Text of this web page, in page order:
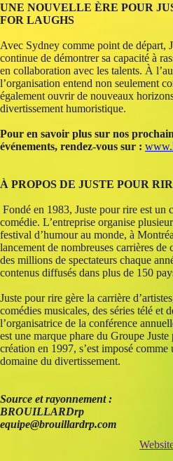
UNE NOUVELLE ÈRE POUR
FOR LAUGHS
Avec Sydney comme point de départ,
continue de démontrer sa capacité à
en collaboration avec les talents. À
l’organisation entend non seulement
également ouvrir de nouveaux
divertissement humoristique.
Pour en savoir plus sur nos
événements, rendez-vous sur :
À PROPOS DE JUSTE POUR
Fondé en 1983, Juste pour rire est un
comédie. L’entreprise organise
festival d’humour au monde, à
lancement de nombreuses carrières
des millions de spectateurs chaque
contenus diffusés dans plus de 150
Juste pour rire gère la carrière
comédies musicales, des séries télé et
l’organisatrice de la conférence
est une marque phare du Groupe
création en 1997, s’est imposé
domaine du divertissement.
Source et rayonnement :
BROUILLARDrp
equipe@brouillardrp.com